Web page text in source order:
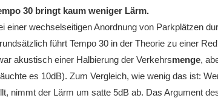
30 bringt kaum weniger Lärm.
einer wechselseitigen Anordnung von Parkplätzen
führt Tempo 30 in der Theorie zu einer
akustisch einer Halbierung der Verkehrsmenge,
es 10dB). Zum Vergleich, wie wenig das ist:
nimmt der Lärm um satte 5dB ab. Das Argument